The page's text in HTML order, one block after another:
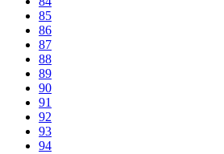
85
86
87
88
89
90
91
92
93
94